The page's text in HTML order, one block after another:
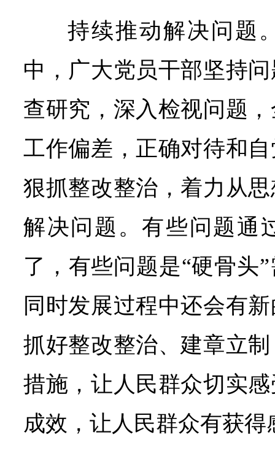
持续推动解决问题
中，广大党员干部坚持
查研究，深入检视问题
工作偏差，正确对待和
狠抓整改整治，着力从
解决问题。有些问题通
了，有些问题是“硬骨头
同时发展过程中还会有
抓好整改整治、建章立
措施，让人民群众切实
成效，让人民群众有获得